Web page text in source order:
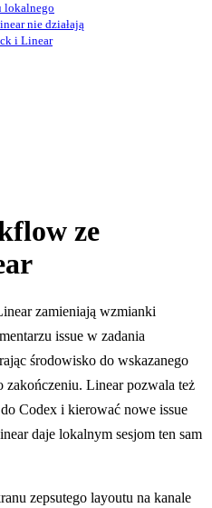
lokalnego
nie działają
i Linear
ze
zamieniają wzmianki
issue w zadania
środowisko do wskazanego
Linear pozwala też
Codex i kierować nowe issue
daje lokalnym sesjom ten sam
zepsutego layoutu na kanale